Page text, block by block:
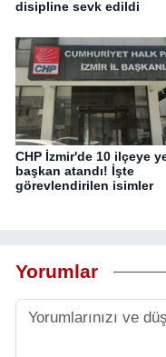
disipline sevk edildi
CHP İzmir'de 10 ilçeye
başkan atandı! İşte
görevlendirilen isimler
Yorumlar